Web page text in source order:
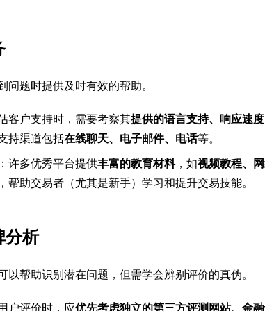
题时提供及时有效的帮助。
客户支持时，需要考察其提供的语言支持、响应速
持渠道包括在线聊天、电子邮件、电话等。
许多优秀平台提供丰富的教育材料，如视频教程、
帮助交易者（尤其是新手）学习和提升交易技能。
分析
以帮助识别潜在问题，但需学会辨别评价的真伪。
户评价时，应优先考虑独立的第三方评测网站、金